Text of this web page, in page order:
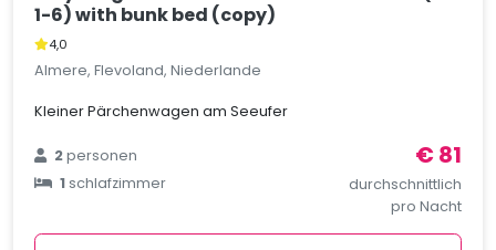
1-6) with bunk bed (copy)
4,0
Almere, Flevoland, Niederlande
Kleiner Pärchenwagen am Seeufer
2personen
1schlafzimmer
€ 81
durchschnittlich
pro Nacht